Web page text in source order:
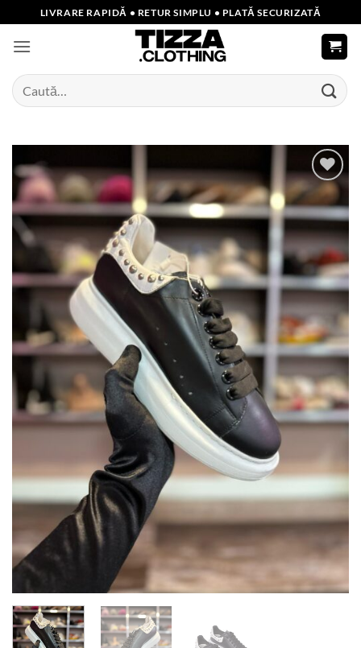
to
content
LIVRARE RAPIDĂ • RETUR SIMPLU • PLATĂ SECURIZATĂ
Caută
după:
Add to
wishlist